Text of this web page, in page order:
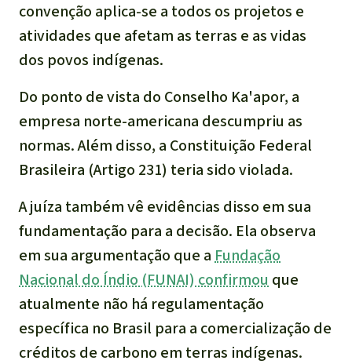
convenção aplica-se a todos os projetos e
atividades que afetam as terras e as vidas
dos povos indígenas.
Do ponto de vista do Conselho Ka'apor, a
empresa norte-americana descumpriu as
normas. Além disso, a Constituição Federal
Brasileira (Artigo 231) teria sido violada.
A juíza também vê evidências disso em sua
fundamentação para a decisão. Ela observa
em sua argumentação que a Fundação
Nacional do Índio (FUNAI) confirmou que
atualmente não há regulamentação
específica no Brasil para a comercialização de
créditos de carbono em terras indígenas.